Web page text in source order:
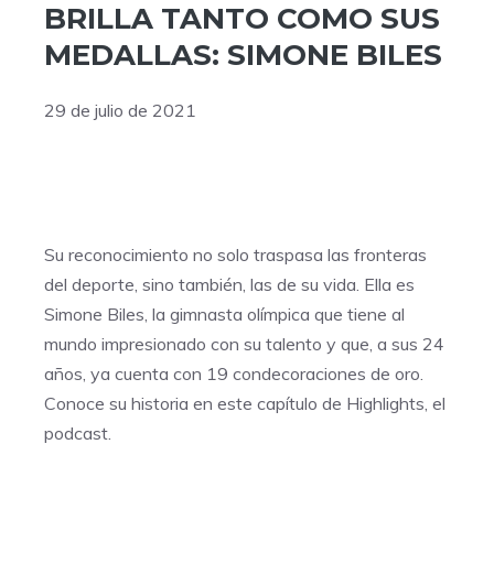
BRILLA TANTO COMO SUS
MEDALLAS: SIMONE BILES
29 de julio de 2021
Su reconocimiento no solo traspasa las fronteras
del deporte, sino también, las de su vida. Ella es
Simone Biles, la gimnasta olímpica que tiene al
mundo impresionado con su talento y que, a sus 24
años, ya cuenta con 19 condecoraciones de oro.
Conoce su historia en este capítulo de Highlights, el
podcast.